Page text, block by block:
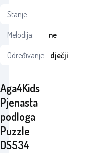
Aga4Kids
Pjenasta
podloga
Puzzle
DS534
Stanje:
Melodija:
ne
Određivanje: dječji